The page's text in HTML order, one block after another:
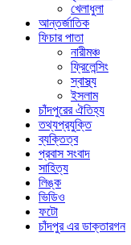
খেলাধুলা
আন্তর্জাতিক
ফিচার পাতা
নারীমঞ্চ
ফ্রিলেন্সিং
স্বাস্থ্য
ইসলাম
চাঁদপুরের ঐতিহ্য
তথ্যপ্রযুক্তি
ব্যক্তিত্ব
প্রবাস সংবাদ
সাহিত্য
লিঙ্ক
ভিডিও
ফটো
চাঁদপুর এর ডাক্তারগন